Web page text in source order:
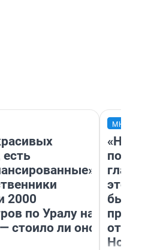
есть
2000
по Уралу на
стоило ли оно
этого
бьет